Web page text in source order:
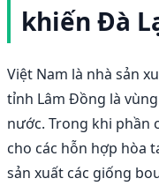
khiến Đà
Việt Nam là nhà sản
tỉnh Lâm Đồng là
nước. Trong khi phần
cho các hỗn hợp hòa
sản xuất các giống